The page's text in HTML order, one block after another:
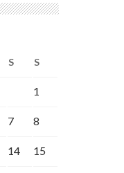
S S
1
7 8
14 15